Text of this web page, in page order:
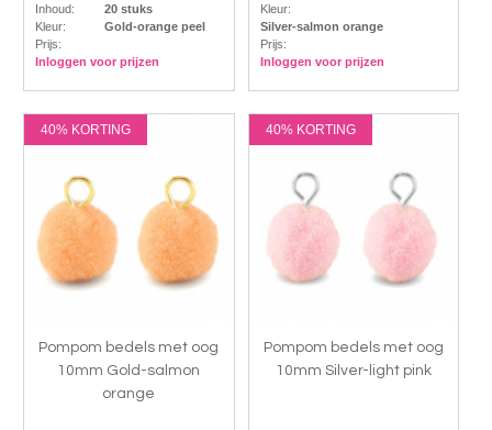
Inhoud:
20 stuks
Kleur:
Gold-orange peel
Prijs:
Inloggen voor prijzen
Kleur:
Silver-salmon orange
Prijs:
Inloggen voor prijzen
40% KORTING
Pompom bedels met oog
10mm Gold-salmon
orange
40% KORTING
Pompom bedels met oog
10mm Silver-light pink